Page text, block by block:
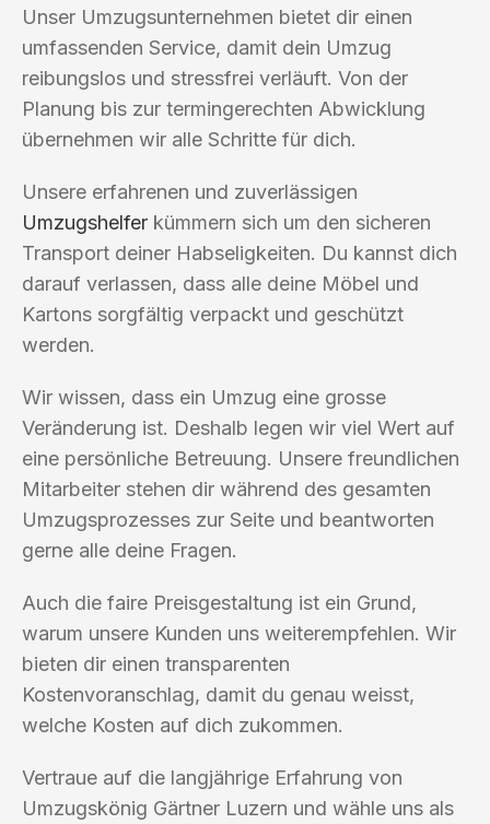
Unser Umzugsunternehmen bietet dir einen
umfassenden Service, damit dein Umzug
reibungslos und stressfrei verläuft. Von der
Planung bis zur termingerechten Abwicklung
übernehmen wir alle Schritte für dich.
Unsere erfahrenen und zuverlässigen
Umzugshelfer kümmern sich um den sicheren
Transport deiner Habseligkeiten. Du kannst dich
darauf verlassen, dass alle deine Möbel und
Kartons sorgfältig verpackt und geschützt
werden.
Wir wissen, dass ein Umzug eine grosse
Veränderung ist. Deshalb legen wir viel Wert auf
eine persönliche Betreuung. Unsere freundlichen
Mitarbeiter stehen dir während des gesamten
Umzugsprozesses zur Seite und beantworten
gerne alle deine Fragen.
Auch die faire Preisgestaltung ist ein Grund,
warum unsere Kunden uns weiterempfehlen. Wir
bieten dir einen transparenten
Kostenvoranschlag, damit du genau weisst,
welche Kosten auf dich zukommen.
Vertraue auf die langjährige Erfahrung von
Umzugskönig Gärtner Luzern und wähle uns als